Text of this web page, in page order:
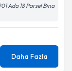
Ada 18 Parsel Bina
Daha Fazla